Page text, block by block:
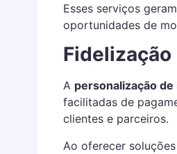
Esses serviços geram
oportunidades de
A personalização
facilitadas de
clientes e parceiros.
Ao oferecer